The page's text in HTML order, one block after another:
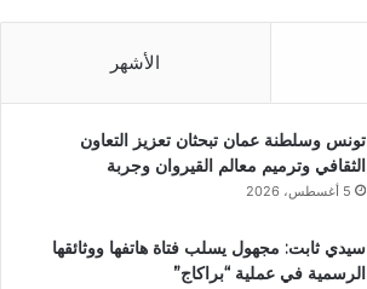
الأشهر
تونس وسلطنة عمان تبحثان تعزيز التعاون
الثقافي وترميم معالم القيروان وجربة
5 أغسطس، 2026
سيدي ثابت: مجهول يسلب فتاة هاتفها ووثائقها
الرسمية في عملية “براكاج”